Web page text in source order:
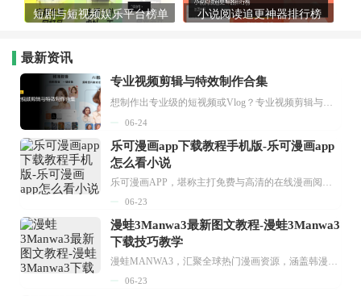
短剧与短视频娱乐平台榜单 小说阅读追更神器排行榜
最新资讯
专业视频剪辑与特效制作合集
06-24
乐可漫画app下载教程手机版-乐可漫画app
怎么看小说
乐可漫画APP，堪称主打免费与高清的在线漫画阅读神器。其官方版提供海量完整版漫画资源，无论是国内漫画，还是日漫、韩漫、台漫、美漫等国外漫画，应有尽有，随时供你阅读。只需轻点一下，便能直接进入阅读界面。不仅如此，乐可漫画最新版本更新速度极快，在这里，你总能抢先看到全网一手漫画章节内容！...
06-23
漫蛙3Manwa3最新图文教程-漫蛙3Manwa3
下载技巧教学
漫蛙MANWA3，汇聚全球热门漫画资源，涵盖韩漫、欧美漫画、国漫等多种类型，题材丰富多样，全方位满足用户阅读喜好。它不仅是阅读平台，更是创作平台，为广大用户打造零门槛创作环境。...
06-23